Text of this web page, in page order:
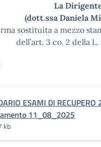
La
(dott.ssa Daniela
sostituita a mezzo
dell’art. 3 co. 2 della
ESAMI DI RECUPERO
11_08_2025
kb